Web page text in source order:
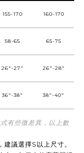
155-170 160-170
58-65 65-75
26"-27" 26"-28"
36"-38" 38"-40"
有些微差異，以上數
議選擇S以上尺寸。